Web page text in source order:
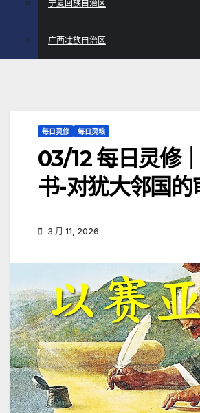
宁夏回族自治区
广西壮族自治区
每日灵修 每日灵粮
03/12 每日灵修
书-对犹大邻国的
3 月 11, 2026